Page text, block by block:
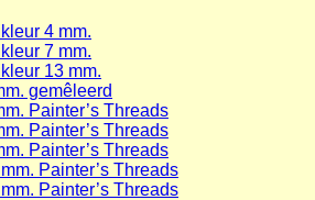
4 mm.
7 mm.
13 mm.
gemêleerd
Painter’s Threads
Painter’s Threads
Painter’s Threads
Painter’s Threads
Painter’s Threads